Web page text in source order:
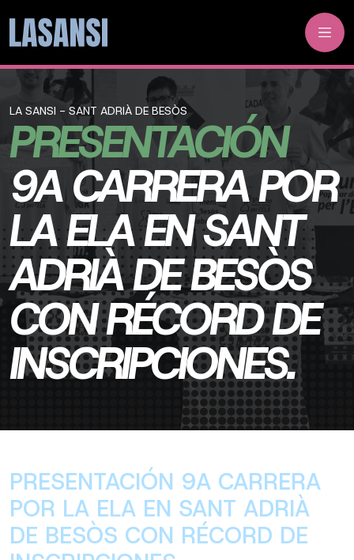
LA SANSI - SANT ADRIÀ DE BESÒS
PRESENTACIÓN
9A CARRERA POR
LA ELA EN SANT
ADRIÀ DE BESÒS
CON RÉCORD DE
INSCRIPCIONES.
PRESENTACIÓN 9A CARRERA
POR LA ELA EN SANT ADRIÀ
DE BESÒS CON RÉCORD DE